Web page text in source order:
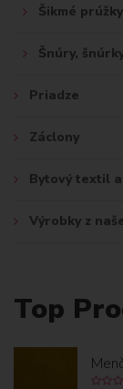
Šikmé prúžky
Šnúry,
Priadze
Záclony
Bytový textil
Výrobky z
Top